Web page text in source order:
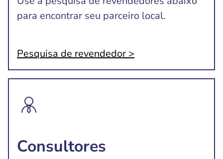
para encontrar seu parceiro local.
Pesquisa de revendedor >
Consultores